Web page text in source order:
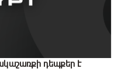
դեպքեր է